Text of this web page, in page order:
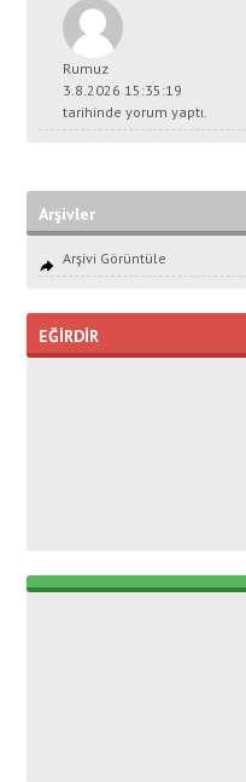
Rumuz
3.8.2026 15:35:19
tarihinde yorum yaptı.
Arşivler
Arşivi Görüntüle
EĞİRDİR